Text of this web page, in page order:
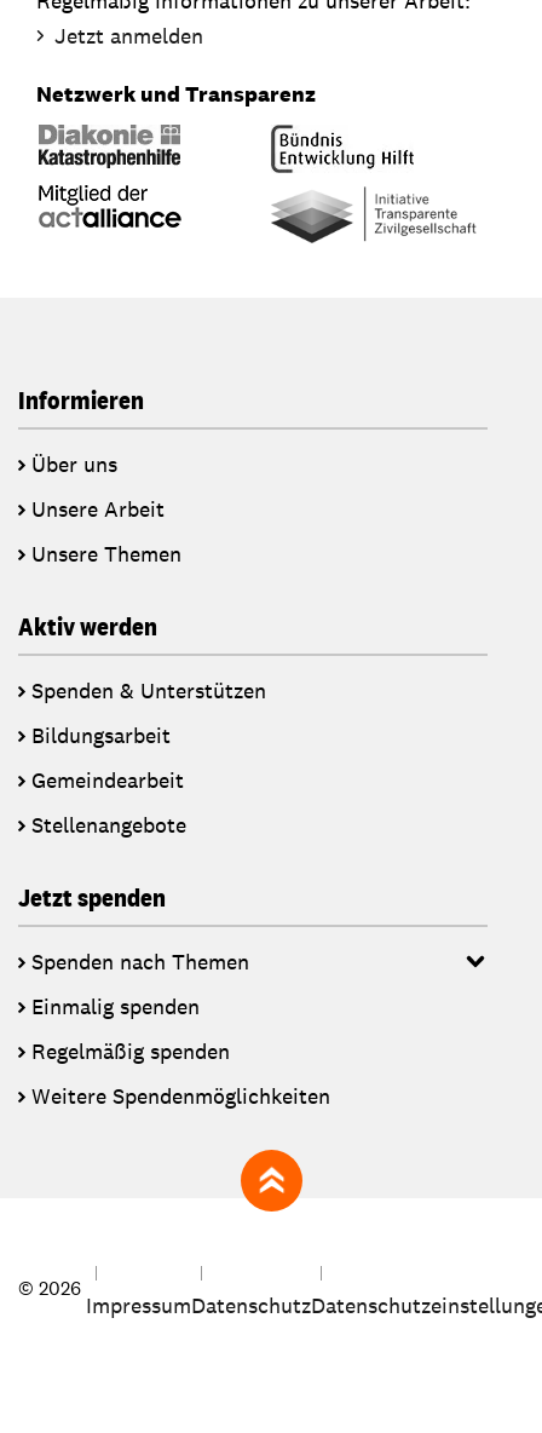
Jetzt anmelden
Netzwerk und Transparenz
Informieren
Über uns
Unsere Arbeit
Unsere Themen
Aktiv werden
Spenden & Unterstützen
Bildungsarbeit
Gemeindearbeit
Stellenangebote
Jetzt spenden
Spenden nach Themen
Einmalig spenden
Regelmäßig spenden
Weitere Spendenmöglichkeiten
zum Seitenanfang
© 2026
ImpressumDatenschutz